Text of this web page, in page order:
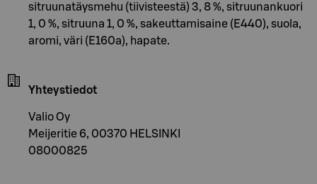
sitruunatäysmehu (tiivisteestä) 3, 8 %, sitruunankuori
1, 0 %, sitruuna 1, 0 %, sakeuttamisaine (E440), suola,
aromi, väri (E160a), hapate.
Yhteystiedot
Valio Oy
Meijeritie 6, 00370 HELSINKI
08000825